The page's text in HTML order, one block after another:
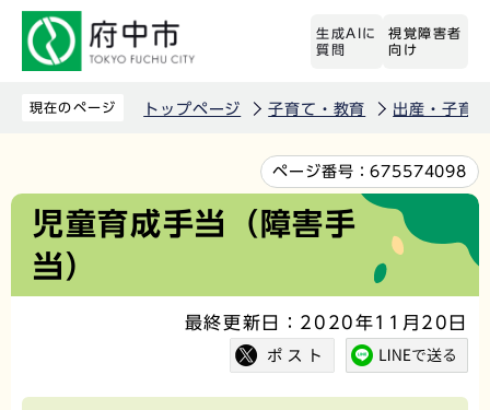
先
生成AIに
質問
視覚障害者
向け
現在のページ トップページ 子育て・教育 出産・子育て
文
か
ページ番号：675574098
児童育成手当（障害手
当）
最終更新日：2020年11月20日